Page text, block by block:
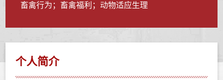
畜禽行为；畜禽福利；动物适应生理
个人简介